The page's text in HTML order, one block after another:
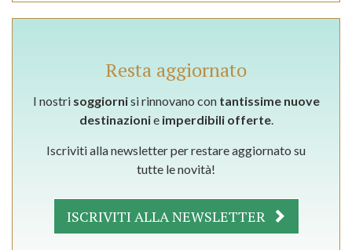
Resta aggiornato
I nostri soggiornisi rinnovano con tantissime nuove
destinazionie imperdibili offerte.
Iscriviti alla newsletter per restare aggiornato su
tutte le novità!
ISCRIVITI ALLA NEWSLETTER